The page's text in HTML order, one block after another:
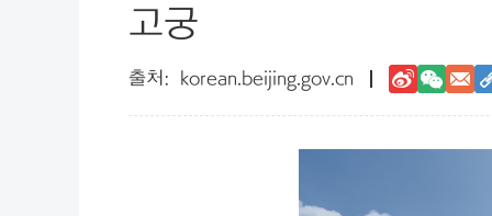
고궁
korean.beijing.gov.cn